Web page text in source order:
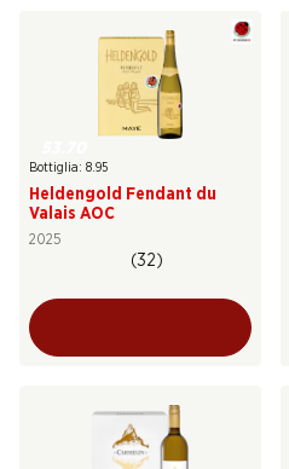
Bottiglia: 8.95
Heldengold Fendant du
Valais AOC
2025
(32)